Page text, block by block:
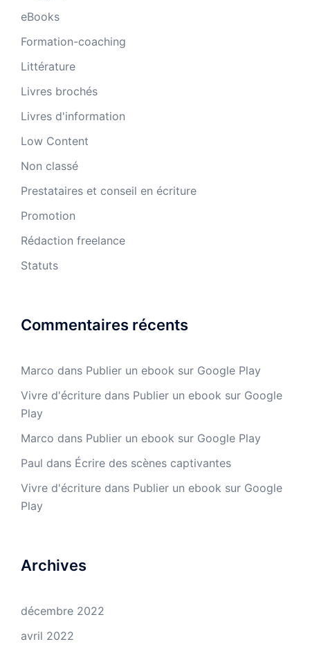
eBooks
Formation-coaching
Littérature
Livres brochés
Livres d'information
Low Content
Non classé
Prestataires et conseil en écriture
Promotion
Rédaction freelance
Statuts
Commentaires récents
Marco dans Publier un ebook sur Google Play
Vivre d'écriture dans Publier un ebook sur Google
Play
Marco dans Publier un ebook sur Google Play
Paul dans Écrire des scènes captivantes
Vivre d'écriture dans Publier un ebook sur Google
Play
Archives
décembre 2022
avril 2022